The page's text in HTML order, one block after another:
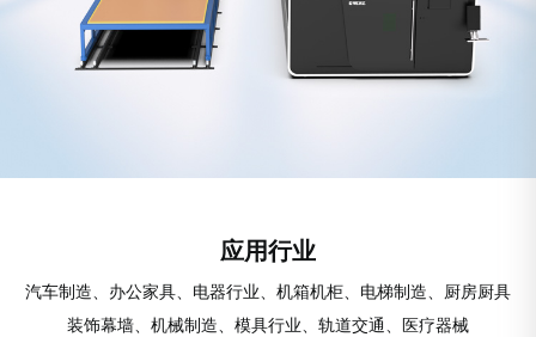
应用行业
汽车制造、办公家具、电器行业、机箱机柜、电梯制造、厨房厨具
装饰幕墙、机械制造、模具行业、轨道交通、医疗器械